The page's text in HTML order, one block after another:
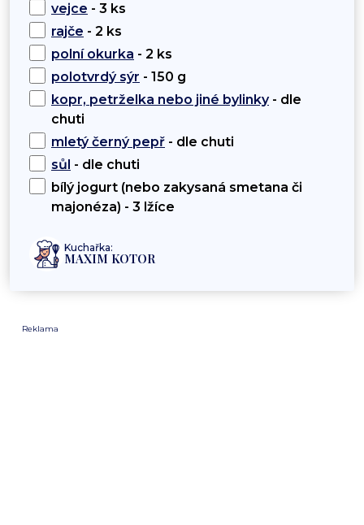
vejce - 3 ks
rajče - 2 ks
polní okurka - 2 ks
polotvrdý sýr - 150 g
kopr, petrželka nebo jiné bylinky- dle
chuti
mletý černý pepř - dle chuti
sůl - dle chuti
bílý jogurt (nebo zakysaná smetana či
majonéza) - 3 lžíce
Kuchařka:
MAXIM KOTOR
Reklama